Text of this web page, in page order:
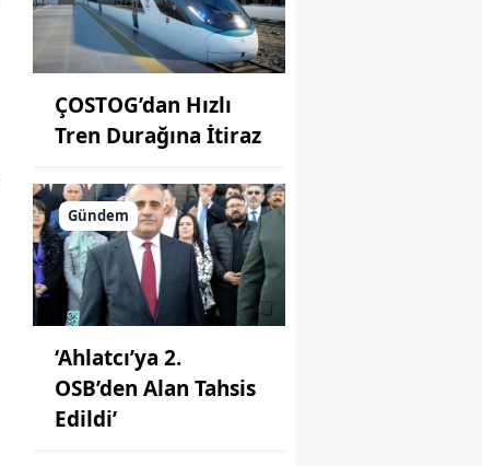
ÇOSTOG’dan Hızlı
Tren Durağına İtiraz
Gündem
‘Ahlatcı’ya 2.
OSB’den Alan Tahsis
Edildi’